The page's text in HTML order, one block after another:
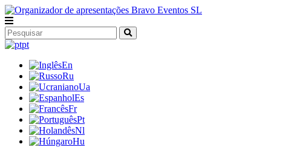
pt
En
Ru
Ua
Es
Fr
Pt
Nl
Hu